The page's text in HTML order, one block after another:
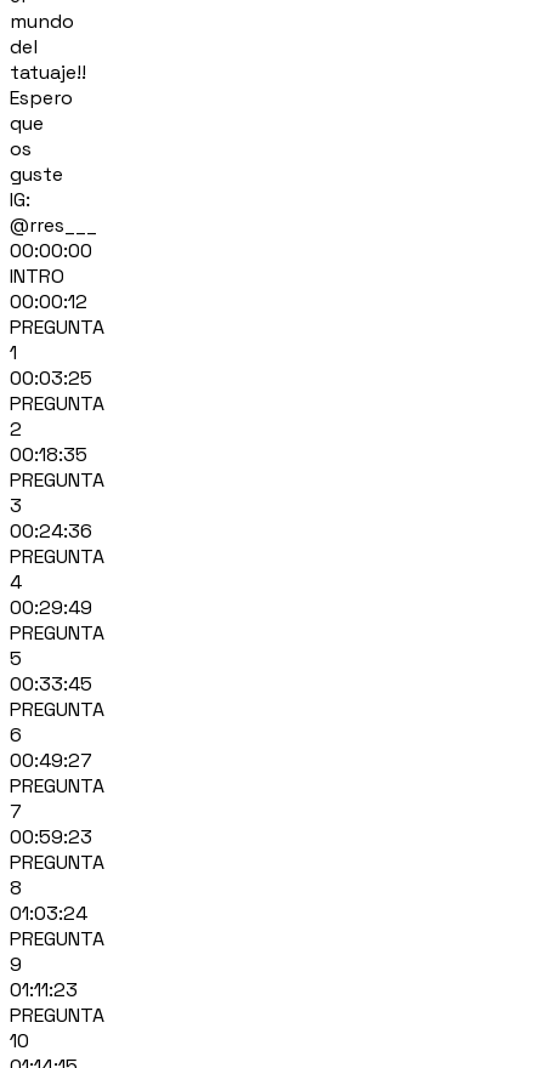
mundo
del
tatuaje!!
Espero
que
os
guste
IG:
@rres___
00:00:00
INTRO
00:00:12
PREGUNTA
1
00:03:25
PREGUNTA
2
00:18:35
PREGUNTA
3
00:24:36
PREGUNTA
4
00:29:49
PREGUNTA
5
00:33:45
PREGUNTA
6
00:49:27
PREGUNTA
7
00:59:23
PREGUNTA
8
01:03:24
PREGUNTA
9
01:11:23
PREGUNTA
10